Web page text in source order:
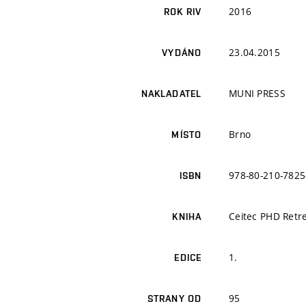
ROK RIV 2016
VYDÁNO 23.04.2015
NAKLADATEL MUNI PRESS
MÍSTO Brno
ISBN 978-80-210-
KNIHA Ceitec PHD
EDICE 1.
STRANY OD 95